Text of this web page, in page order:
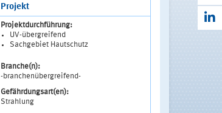
Projekt
Projektdurchführung:
UV-übergreifend
Sachgebiet Hautschutz
Branche(n):
-branchenübergreifend-
Gefährdungsart(en):
Strahlung